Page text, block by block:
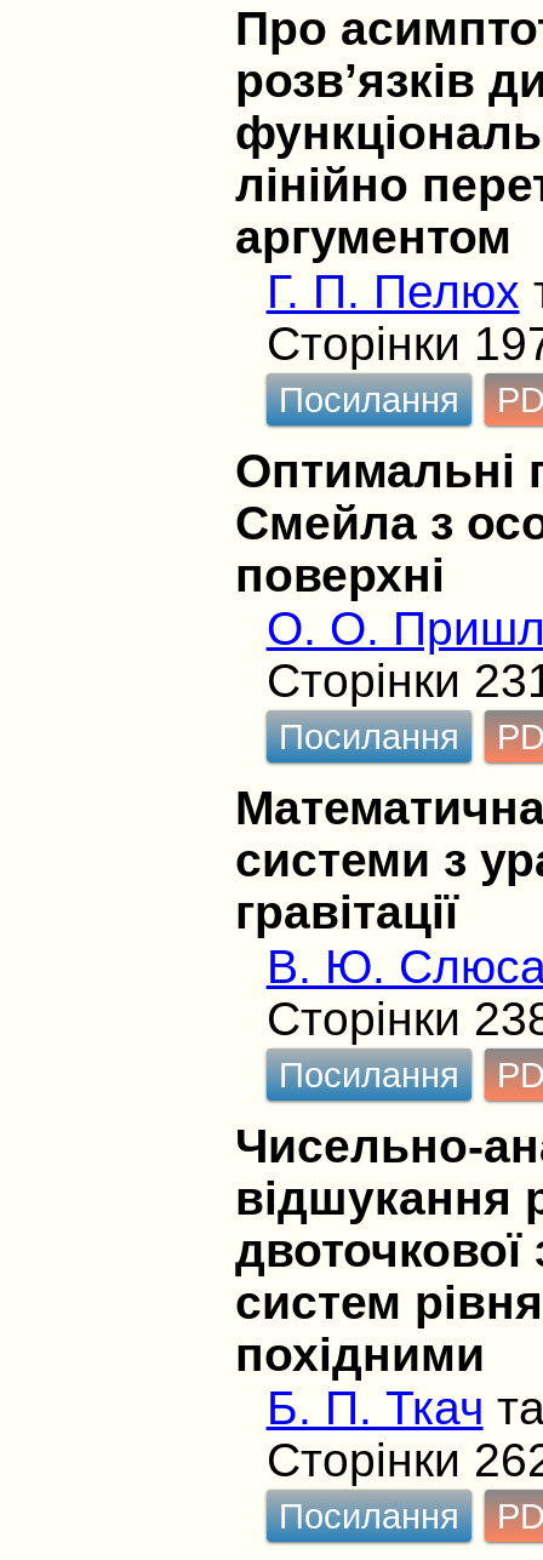
Про
розв’язків
лінійно
аргументом
Г. П. Пелюх
Сторінки
Посилання
Оптимальні
Смейла з
поверхні
О. О.
Сторінки
Посилання
системи з
гравітації
В. Ю.
Сторінки
Посилання
Чисельно-
відшукання
двоточкової
систем
похідними
Б. П. Ткач
Сторінки
Посилання